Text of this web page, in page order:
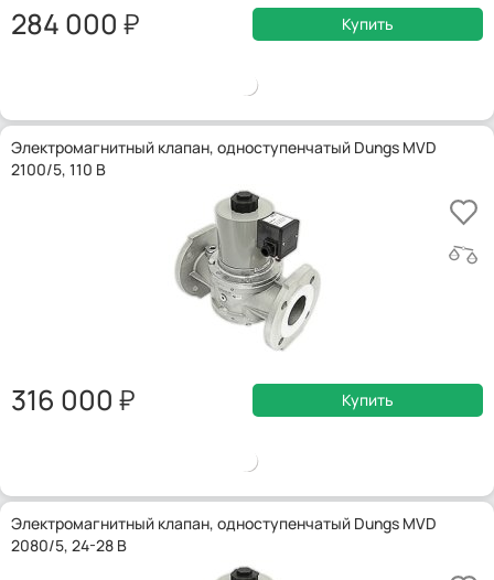
284 000 Купить
Электромагнитный клапан, одноступенчатый Dungs MVD
2100/5, 110 В
316 000 Купить
Электромагнитный клапан, одноступенчатый Dungs MVD
2080/5, 24-28 В